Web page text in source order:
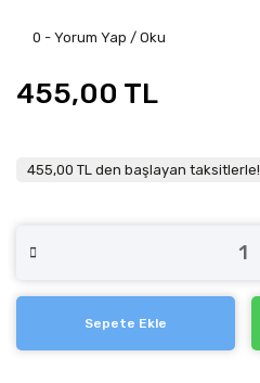
0 - Yorum Yap / Oku
455,00 TL
455,00 TL den başlayan taksitlerle!
Sepete Ekle